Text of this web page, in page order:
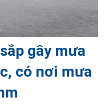
gây mưa
có nơi mưa